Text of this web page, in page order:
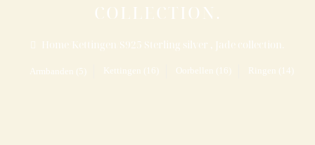
COLLECTION.
Home Kettingen S925 Sterling silver , Jade collection.
Armbanden (5) Kettingen (16) Oorbellen (16) Ringen (14)